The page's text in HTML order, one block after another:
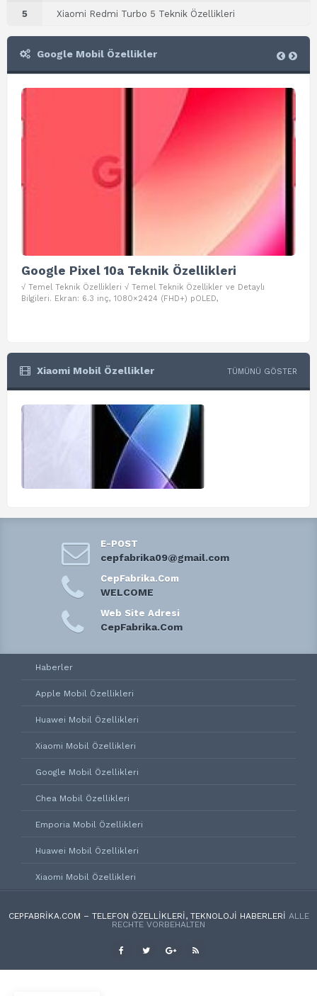
5 Xiaomi Redmi Turbo 5 Teknik Özellikleri
Google Mobil Özellikler
Google Pixel 10a Teknik Özellikleri
√ Temel Teknik Özellikleri √ Temel Teknik Özellikler ve Detaylı
Bilgileri. Ekran: 6.3 inç, 1080×2424 (FHD+) pOLED,
Xiaomi Mobil Özellikler TÜMÜNÜ GÖSTER
E-POST
cepfabrika09@gmail.com
CepFabrika.Com
WELCOME
Web Site Adresi
CepFabrika.Com
Haberler
Apple Mobil Özellikleri
Huawei Mobil Özellikleri
Xiaomi Mobil Özellikleri
Google Mobil Özellikleri
Chea Mobil Özellikleri
Emporia Mobil Özellikleri
Huawei Mobil Özellikleri
Xiaomi Mobil Özellikleri
CEPFABRIKA.COM – TELEFON ÖZELLIKLERI, TEKNOLOJI HABERLERI ALLE
RECHTE VORBEHALTEN